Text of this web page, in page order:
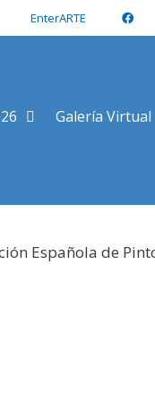
EnterARTE
Galería Virtual
Española de